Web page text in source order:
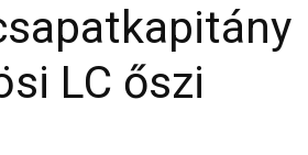
LC őszi